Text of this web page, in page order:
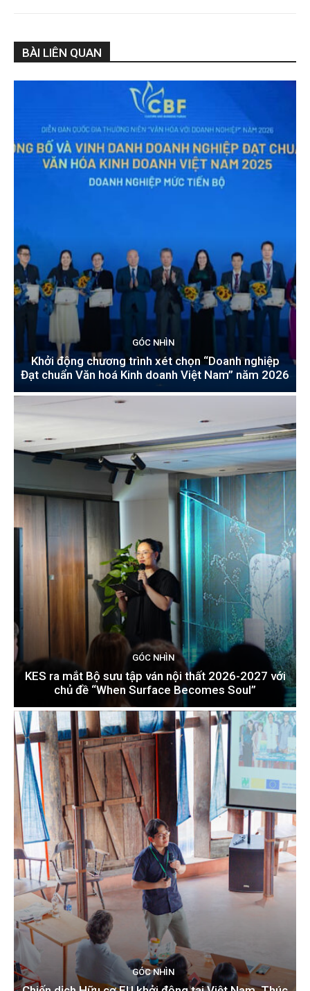
BÀI LIÊN QUAN
GÓC NHÌN
Khởi động chương trình xét chọn “Doanh nghiệp
Đạt chuẩn Văn hoá Kinh doanh Việt Nam” năm 2026
GÓC NHÌN
KES ra mắt Bộ sưu tập ván nội thất 2026-2027 với
chủ đề “When Surface Becomes Soul”
GÓC NHÌN